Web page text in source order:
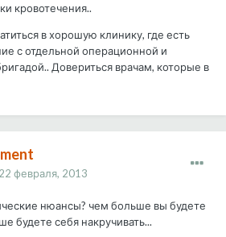
кровотечения..
в хорошую клинику, где есть
с отдельной операционной и
Довериться врачам, которые в
22 февраля, 2013
нюансы? чем больше вы будете
будете себя накручивать...